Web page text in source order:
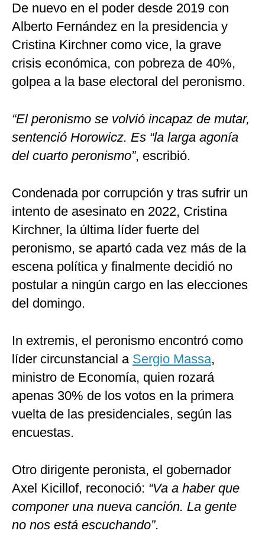
De nuevo en el poder desde 2019 con
Alberto Fernández en la presidencia y
Cristina Kirchner como vice, la grave
crisis económica, con pobreza de 40%,
golpea a la base electoral del peronismo.
“El peronismo se volvió incapaz de mutar,
sentenció Horowicz. Es “la larga agonía
del cuarto peronismo”, escribió.
Condenada por corrupción y tras sufrir un
intento de asesinato en 2022, Cristina
Kirchner, la última líder fuerte del
peronismo, se apartó cada vez más de la
escena política y finalmente decidió no
postular a ningún cargo en las elecciones
del domingo.
In extremis, el peronismo encontró como
líder circunstancial a Sergio Massa,
ministro de Economía, quien rozará
apenas 30% de los votos en la primera
vuelta de las presidenciales, según las
encuestas.
Otro dirigente peronista, el gobernador
Axel Kicillof, reconoció: “Va a haber que
componer una nueva canción. La gente
no nos está escuchando”.